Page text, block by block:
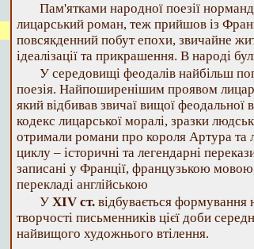
Пам'ятками народної поезії
лицарський роман, теж прийшов із
повсякденний побут епохи, звичайне
ідеалізації та прикрашення. В народі
У середовищі феодалів найбільш
поезія. Найпоширенішим проявом
який відбивав звичаї вищої феодальної
кодекс лицарської моралі, зразки
отримали романи про короля Артура та
циклу – історичні та легендарні
записані у Франції, французькою
перекладі англійською
У XIV ст. відбувається формування
творчості письменників цієї доби
найвищого художнього втілення.